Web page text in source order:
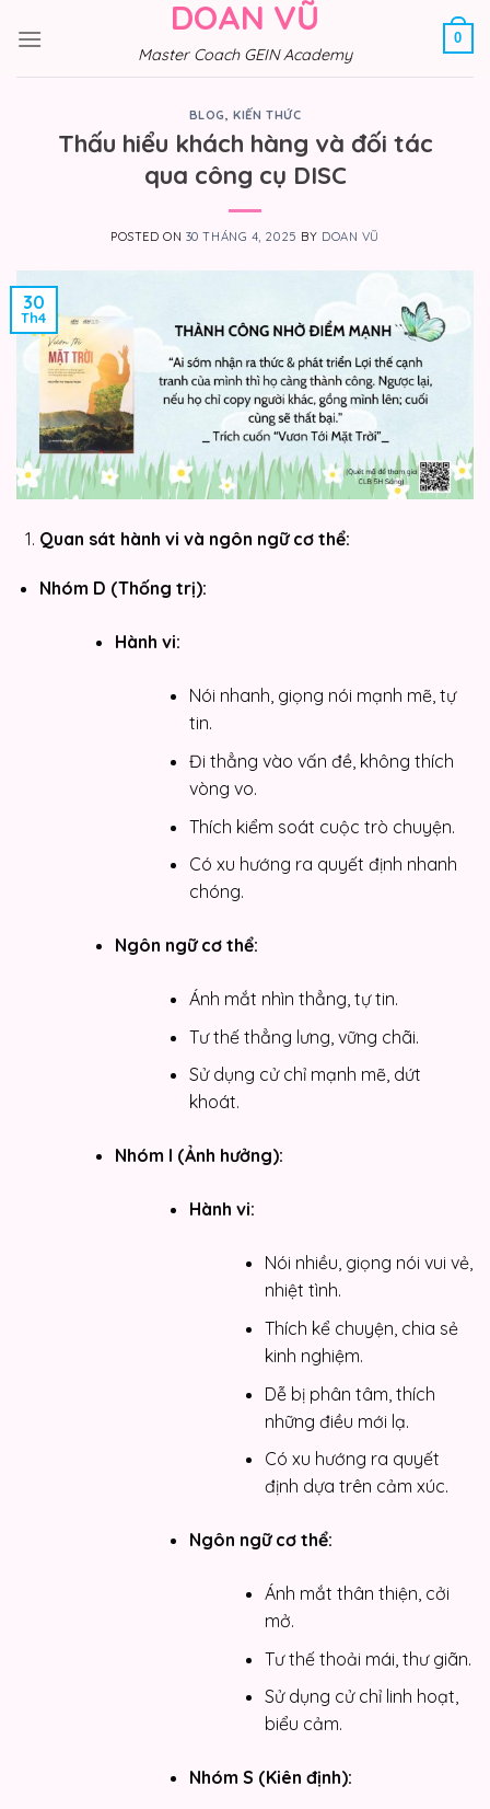
DOAN VŨ
Master Coach GEIN Academy
0
BLOG,KIẾN THỨC
Thấu hiểu khách hàng và đối tác
qua công cụ DISC
POSTED ON 30 THÁNG 4, 2025 BY DOAN VŨ
30
Th4
Quan sát hành vi và ngôn ngữ cơ thể:
Nhóm D (Thống trị):
Hành vi:
Nói nhanh, giọng nói mạnh mẽ, tự
tin.
Đi thẳng vào vấn đề, không thích
vòng vo.
Thích kiểm soát cuộc trò chuyện.
Có xu hướng ra quyết định nhanh
chóng.
Ngôn ngữ cơ thể:
Ánh mắt nhìn thẳng, tự tin.
Tư thế thẳng lưng, vững chãi.
Sử dụng cử chỉ mạnh mẽ, dứt
khoát.
Nhóm I (Ảnh hưởng):
Hành vi:
Nói nhiều, giọng nói vui vẻ,
nhiệt tình.
Thích kể chuyện, chia sẻ
kinh nghiệm.
Dễ bị phân tâm, thích
những điều mới lạ.
Có xu hướng ra quyết
định dựa trên cảm xúc.
Ngôn ngữ cơ thể:
Ánh mắt thân thiện, cởi
mở.
Tư thế thoải mái, thư giãn.
Sử dụng cử chỉ linh hoạt,
biểu cảm.
Nhóm S (Kiên định):